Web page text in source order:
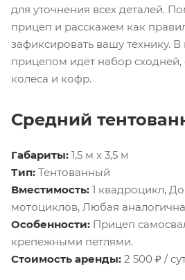
для уточнения всех деталей.
прицеп и расскажем как
зафиксировать вашу технику.
прицепом идёт набор
колеса и кофр.
Средний
Габариты: 1,5 м x 3,5 м
Тип: Тентованный
Вместимость: 1 квадроцикл,
мотоциклов, Любая
Особенности: Прицеп
крепежными петлями.
Стоимость аренды: 2 500 ₽ /